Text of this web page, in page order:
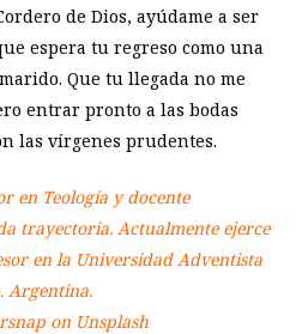
de Dios, ayúdame a ser
espera tu regreso como una
Que tu llegada no me
entrar pronto a las bodas
las vírgenes prudentes.
en Teología y docente
trayectoria. Actualmente ejerce
en la Universidad Adventista
Argentina.
on Unsplash